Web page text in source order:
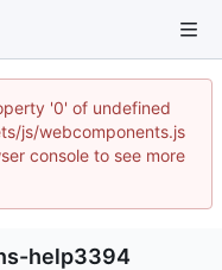
'0' of undefined
js/webcomponents.js
console to see more
help3394